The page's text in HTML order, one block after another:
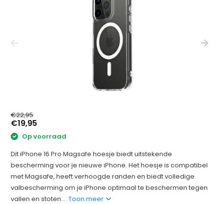
€22,95
€19,95
Op voorraad
Dit iPhone 16 Pro Magsafe hoesje biedt uitstekende
bescherming voor je nieuwe iPhone. Het hoesje is compatibel
met Magsafe, heeft verhoogde randen en biedt volledige
valbescherming om je iPhone optimaal te beschermen tegen
vallen en stoten....Toon meer